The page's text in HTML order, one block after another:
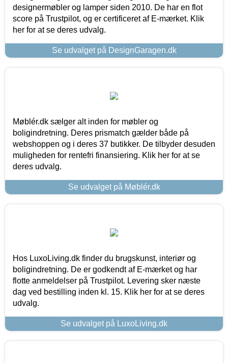
designermøbler og lamper siden 2010. De har en flot
score på Trustpilot, og er certificeret af E-mærket. Klik
her for at se deres udvalg.
Se udvalget på DesignGaragen.dk
Møblér.dk sælger alt inden for møbler og
boligindretning. Deres prismatch gælder både på
webshoppen og i deres 37 butikker. De tilbyder desuden
muligheden for rentefri finansiering. Klik her for at se
deres udvalg.
Se udvalget på Møblér.dk
Hos LuxoLiving.dk finder du brugskunst, interiør og
boligindretning. De er godkendt af E-mærket og har
flotte anmeldelser på Trustpilot. Levering sker næste
dag ved bestilling inden kl. 15. Klik her for at se deres
udvalg.
Se udvalget på LuxoLiving.dk